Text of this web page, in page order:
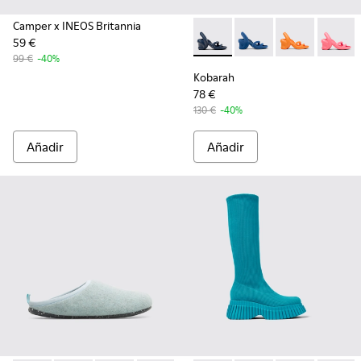
Camper x INEOS Britannia
59 €
99 € -40%
Añadir
Kobarah - K200155-042 -
Kobarah - K200155-
Kobarah -
Kobarah
78 €
130 € -40%
Añadir